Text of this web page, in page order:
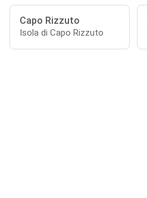
Capo Rizzuto
Isola di Capo Rizzuto